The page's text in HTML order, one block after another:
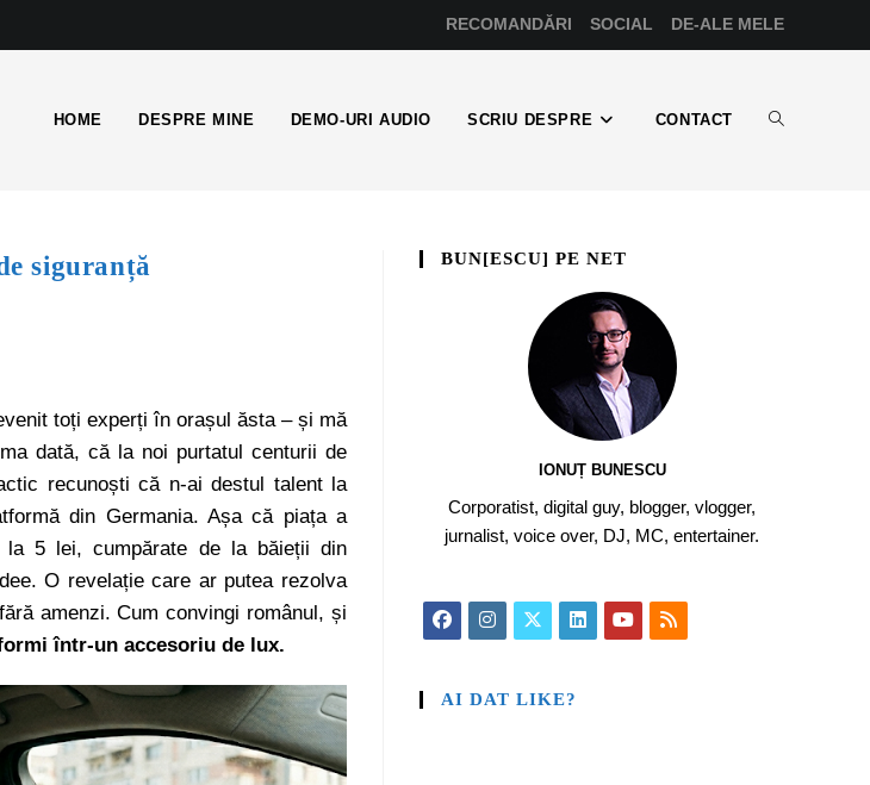
RECOMANDĂRI SOCIAL DE-ALE MELE
HOME DESPRE MINE DEMO-URI AUDIO SCRIU DESPRE CONTACT
siguranță
toți experți în orașul ăsta – și mă
dată, că la noi purtatul centurii de
recunoști că n-ai destul talent la
din Germania. Așa că piața a
la 5 lei, cumpărate de la băieții din
O revelație care ar putea rezolva
amenzi. Cum convingi românul, și
într-un accesoriu de lux.
BUN[ESCU] PE NET
IONUȚ BUNESCU
Corporatist, digital guy, blogger, vlogger,
jurnalist, voice over, DJ, MC, entertainer.
AI DAT LIKE?